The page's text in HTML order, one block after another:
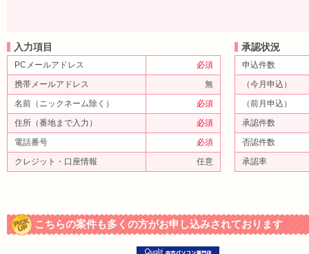
入力項目
PCメールアドレス
必須
携帯メールアドレス
無
名前（ニックネーム除く）
必須
住所（番地まで入力）
必須
電話番号
必須
クレジット・口座情報
任意
承認状況
申込件数
（今月申込）
（前月申込）
承認件数
否認件数
承認率
こちらの案件も多くの方がお申し込みされております